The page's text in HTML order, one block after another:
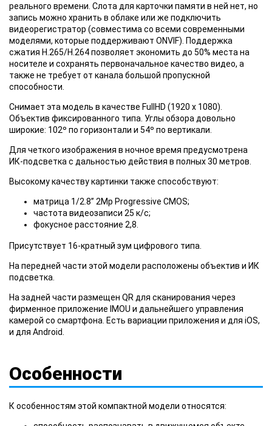
реального времени. Слота для карточки памяти в ней нет, но
запись можно хранить в облаке или же подключить
видеорегистратор (совместима со всеми современными
моделями, которые поддерживают ONVIF). Поддержка
сжатия H.265/H.264 позволяет экономить до 50% места на
носителе и сохранять первоначальное качество видео, а
также не требует от канала большой пропускной
способности.
Снимает эта модель в качестве FullHD (1920 х 1080).
Объектив фиксированного типа. Углы обзора довольно
широкие: 102º по горизонтали и 54º по вертикали.
Для четкого изображения в ночное время предусмотрена
ИК-подсветка с дальностью действия в полных 30 метров.
Высокому качеству картинки также способствуют:
матрица 1/2.8” 2Mp Progressive CMOS;
частота видеозаписи 25 к/с;
фокусное расстояние 2,8.
Присутствует 16-кратный зум цифрового типа.
На передней части этой модели расположены объектив и ИК
подсветка.
На задней части размещен QR для сканирования через
фирменное приложение IMOU и дальнейшего управления
камерой со смартфона. Есть вариации приложения и для iOS,
и для Android.
Особенности
К особенностям этой компактной модели относятся: